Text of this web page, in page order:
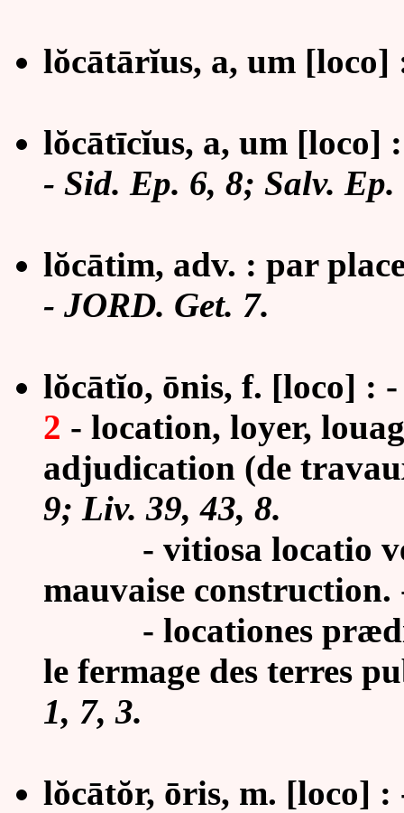
lŏcātārĭus, a, um [loco]
lŏcātīcĭus, a, um [loco]
- Sid. Ep. 6, 8; Salv. Ep.
lŏcātim, adv. : par
- JORD. Get. 7.
lŏcātĭo, ōnis, f. [loco] :
2 - location, loyer,
adjudication (de
9; Liv. 39, 43, 8.
- vitiosa locatio
mauvaise construction.
- locationes
le fermage des terres
1, 7, 3.
lŏcātŏr, ōris, m. [loco]